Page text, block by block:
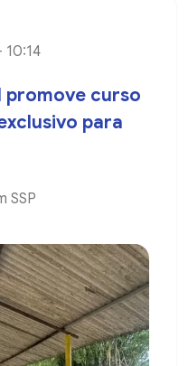
10:14
curso
para
SSP